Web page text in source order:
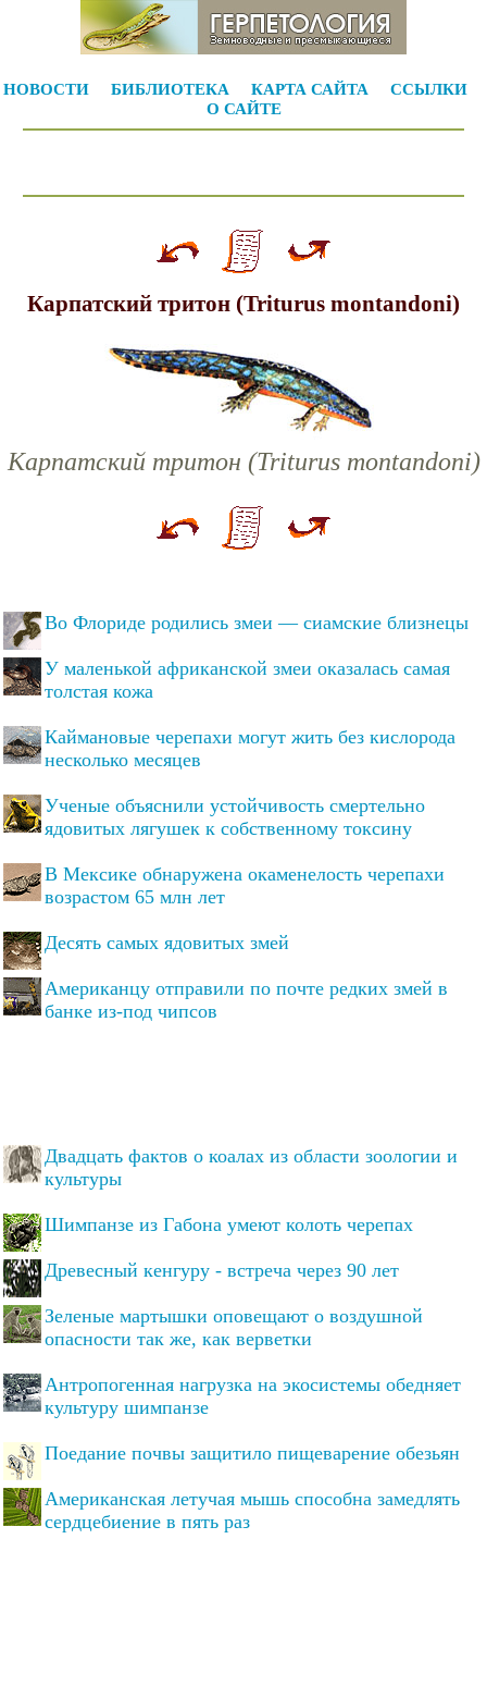
НОВОСТИ БИБЛИОТЕКА КАРТА САЙТА
ССЫЛКИ
О САЙТЕ
Карпатский тритон (Triturus montandoni)
Карпатский тритон (Triturus montandoni)
Во Флориде родились змеи — сиамские близнецы
У маленькой африканской змеи оказалась самая
толстая кожа
Каймановые черепахи могут жить без кислорода
несколько месяцев
Ученые объяснили устойчивость смертельно
ядовитых лягушек к собственному токсину
В Мексике обнаружена окаменелость черепахи
возрастом 65 млн лет
Десять самых ядовитых змей
Американцу отправили по почте редких змей в
банке из-под чипсов
Двадцать фактов о коалах из области зоологии и
культуры
Шимпанзе из Габона умеют колоть черепах
Древесный кенгуру - встреча через 90 лет
Зеленые мартышки оповещают о воздушной
опасности так же, как верветки
Антропогенная нагрузка на экосистемы обедняет
культуру шимпанзе
Поедание почвы защитило пищеварение обезьян
Американская летучая мышь способна замедлять
сердцебиение в пять раз